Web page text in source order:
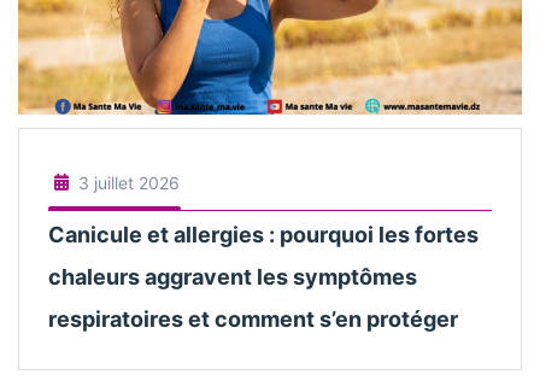
3 juillet 2026
Canicule et allergies : pourquoi les fortes
chaleurs aggravent les symptômes
respiratoires et comment s’en protéger